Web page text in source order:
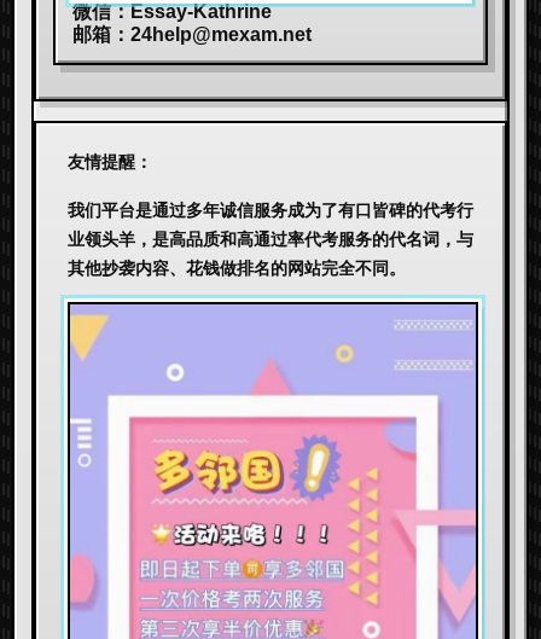
微信：Essay-Kathrine
邮箱： 24help@mexam.net
友情提醒：
我们平台是通过多年诚信服务成为了有口皆碑的代考行
业领头羊，是高品质和高通过率代考服务的代名词，与
其他抄袭内容、花钱做排名的网站完全不同。